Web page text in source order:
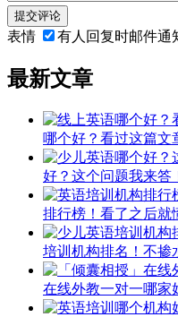
提交评论
表情 有人回复时邮件通
最新文章
哪个好？看过这篇文
好？这个问题我来答
排行榜！看了之后就
培训机构排名！不掺
在线外教一对一哪家